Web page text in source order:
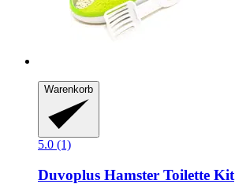
Warenkorb
5.0 (1)
Duvoplus Hamster Toilette Kit